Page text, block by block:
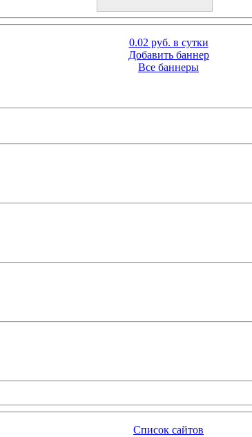
0.02 руб. в сутки
Добавить баннер
Все баннеры
Список сайтов